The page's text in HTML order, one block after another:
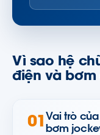
Vì sao hệ
điện và bơm
01 Vai trò
bơm